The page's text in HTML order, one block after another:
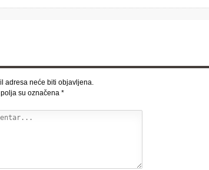
adresa neće biti objavljena.
su označena *